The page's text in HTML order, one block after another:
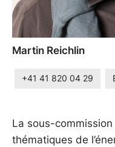
Martin Reichlin
+41 41 820 04 29
La sous-
thématiques de